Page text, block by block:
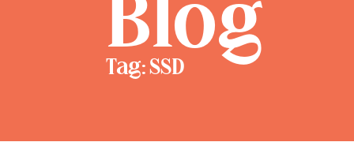
Blog
Tag: SSD